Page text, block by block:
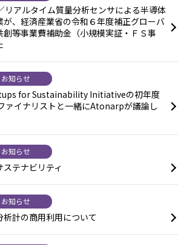
リアルタイム質量分析センサによる半導体
、経済産業省の令和６年度補正グローバ
等事業費補助金（小規模実証・ＦＳ事
お知らせ
for Sustainability Initiativeの初年度
ァイナリストと一緒にAtonarpが議論し
お知らせ
テナビリティ
お知らせ
計の商用利用について